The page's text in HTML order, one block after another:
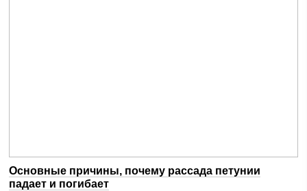
Основные причины, почему рассада петунии
падает и погибает